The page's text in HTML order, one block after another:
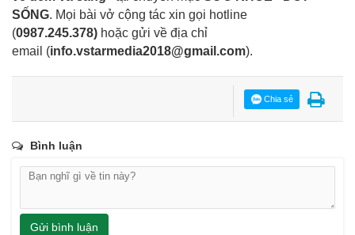
SỐNG. Mọi bài vở cộng tác xin gọi hotline
(0987.245.378) hoặc gửi về địa chỉ
email (info.vstarmedia2018@gmail.com).
Chia sẻ
Bình luận
Gửi bình luận